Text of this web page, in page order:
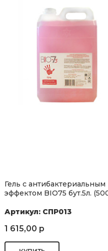
Гель с антибактериальным
эффектом BIO75 бут.5л.
Артикул: СПР013
1 615,00 р